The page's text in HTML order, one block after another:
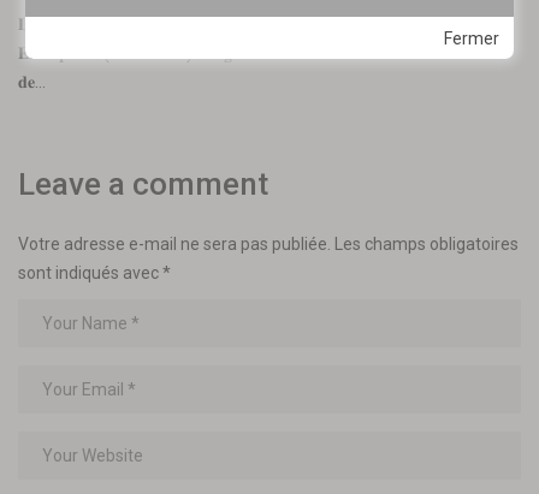
𝐋’𝐀𝐠𝐞𝐧𝐜𝐞 𝐝𝐞 𝐅𝐢𝐧𝐚𝐧𝐜𝐞𝐦𝐞𝐧𝐭 𝐞𝐭 𝐝𝐞 𝐏𝐫𝐨𝐦𝐨𝐭𝐢𝐨𝐧 𝐝𝐞𝐬 𝐏𝐞𝐭𝐢𝐭𝐞𝐬 𝐞𝐭 𝐌𝐨𝐲𝐞𝐧𝐧𝐞𝐬
𝐄𝐧𝐭𝐫𝐞𝐩𝐫𝐢𝐬𝐞𝐬 (𝐀𝐅𝐏-𝐏𝐌𝐄) 𝐚 𝐨𝐫𝐠𝐚𝐧𝐢𝐬é 𝐥𝐚 𝐜é𝐫é𝐦𝐨𝐧𝐢𝐞 𝐝𝐞 𝐫𝐞𝐦𝐢𝐬𝐞 𝐨𝐟𝐟𝐢𝐜𝐢𝐞𝐥𝐥𝐞
𝐝𝐞…
Leave a comment
Votre adresse e-mail ne sera pas publiée.
Les champs obligatoires
sont indiqués avec*
Fermer